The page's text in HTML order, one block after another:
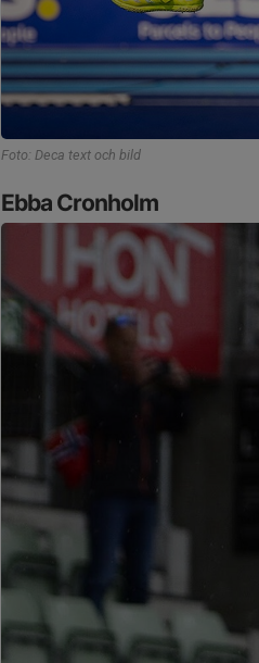
Foto: Deca text och bild
Ebba Cronholm